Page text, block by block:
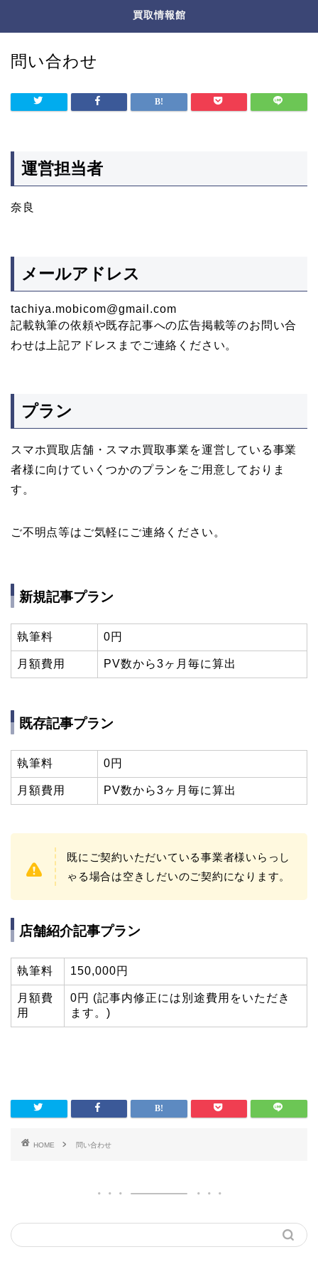
買取情報館
問い合わせ
運営担当者
奈良
メールアドレス
tachiya.mobicom@gmail.com
記載執筆の依頼や既存記事への広告掲載等のお問い合
わせは上記アドレスまでご連絡ください。
プラン
スマホ買取店舗・スマホ買取事業を運営している事業
者様に向けていくつかのプランをご用意しておりま
す。
ご不明点等はご気軽にご連絡ください。
新規記事プラン
執筆料 0円
月額費用 PV数から3ヶ月毎に算出
既存記事プラン
執筆料 0円
月額費用 PV数から3ヶ月毎に算出
既にご契約いただいている事業者様いらっし
ゃる場合は空きしだいのご契約になります。
店舗紹介記事プラン
執筆料 150,000円
月額費
用
0円 (記事内修正には別途費用をいただき
ます。)
HOME 問い合わせ